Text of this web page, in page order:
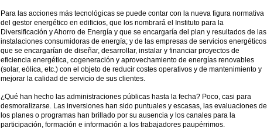
Para las acciones más tecnológicas se puede contar con la nueva figura normativa
del gestor energético en edificios, que los nombrará el Instituto para la
Diversificación y Ahorro de Energía y que se encargaría del plan y resultados de las
instalaciones consumidoras de energía; y de las empresas de servicios energéticos,
que se encargarían de diseñar, desarrollar, instalar y financiar proyectos de
eficiencia energética, cogeneración y aprovechamiento de energías renovables
(solar, eólica, etc.) con el objeto de reducir costes operativos y de mantenimiento y
mejorar la calidad de servicio de sus clientes.
¿Qué han hecho las administraciones públicas hasta la fecha? Poco, casi para
desmoralizarse. Las inversiones han sido puntuales y escasas, las evaluaciones de
los planes o programas han brillado por su ausencia y los canales para la
participación, formación e información a los trabajadores paupérrimos.